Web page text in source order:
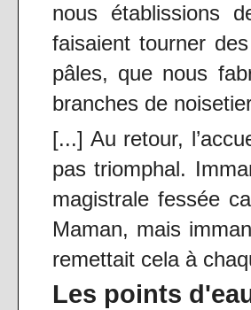
nous établissions
faisaient tourner
pâles, que nous
branches de
[...] Au retour,
pas triomphal.
magistrale fessée
Maman, mais
remettait cela à
Les points